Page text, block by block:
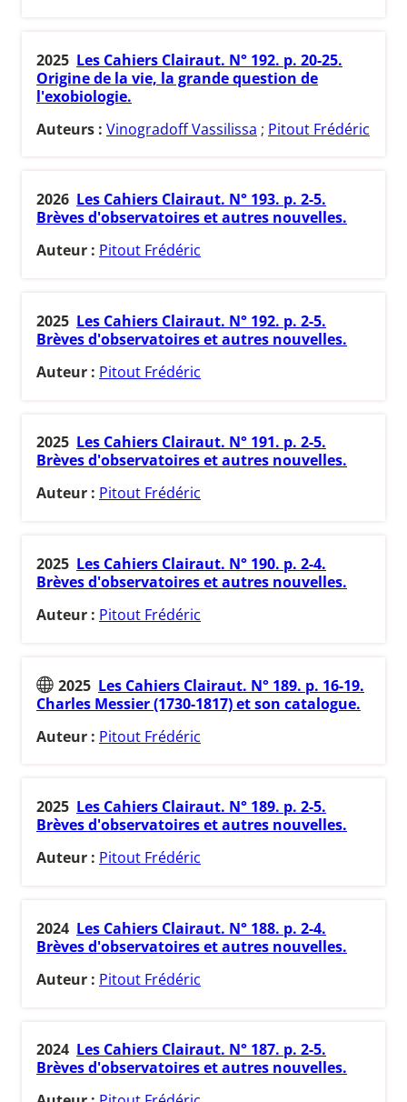
2025 Les Cahiers Clairaut. N° 192. p. 20-25.
Origine de la vie, la grande question de
l'exobiologie.
Auteurs : Vinogradoff Vassilissa ; Pitout Frédéric
2026 Les Cahiers Clairaut. N° 193. p. 2-5.
Brèves d'observatoires et autres nouvelles.
Auteur : Pitout Frédéric
2025 Les Cahiers Clairaut. N° 192. p. 2-5.
Brèves d'observatoires et autres nouvelles.
Auteur : Pitout Frédéric
2025 Les Cahiers Clairaut. N° 191. p. 2-5.
Brèves d'observatoires et autres nouvelles.
Auteur : Pitout Frédéric
2025 Les Cahiers Clairaut. N° 190. p. 2-4.
Brèves d'observatoires et autres nouvelles.
Auteur : Pitout Frédéric
2025 Les Cahiers Clairaut. N° 189. p. 16-19.
Charles Messier (1730-1817) et son catalogue.
Auteur : Pitout Frédéric
2025 Les Cahiers Clairaut. N° 189. p. 2-5.
Brèves d'observatoires et autres nouvelles.
Auteur : Pitout Frédéric
2024 Les Cahiers Clairaut. N° 188. p. 2-4.
Brèves d'observatoires et autres nouvelles.
Auteur : Pitout Frédéric
2024 Les Cahiers Clairaut. N° 187. p. 2-5.
Brèves d'observatoires et autres nouvelles.